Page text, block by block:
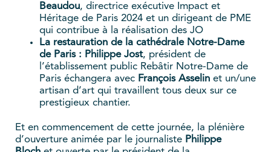
Beaudou, directrice exécutive Impact et
Héritage de Paris 2024 et un dirigeant de PME
qui contribue à la réalisation des JO
La restauration de la cathédrale Notre-Dame
de Paris : Philippe Jost, président de
l’établissement public Rebâtir Notre-Dame de
Paris échangera avec François Asselin et un/une
artisan d’art qui travaillent tous deux sur ce
prestigieux chantier.
Et en commencement de cette journée, la plénière
d’ouverture animée par le journaliste Philippe